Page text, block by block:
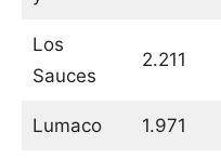
Los
Sauces
2.211
Lumaco 1.971